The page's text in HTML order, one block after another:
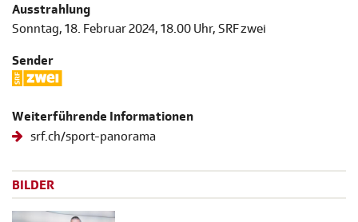
Ausstrahlung
Sonntag, 18. Februar 2024, 18.00 Uhr, SRF zwei
Sender
Weiterführende Informationen
srf.ch/sport-panorama
BILDER